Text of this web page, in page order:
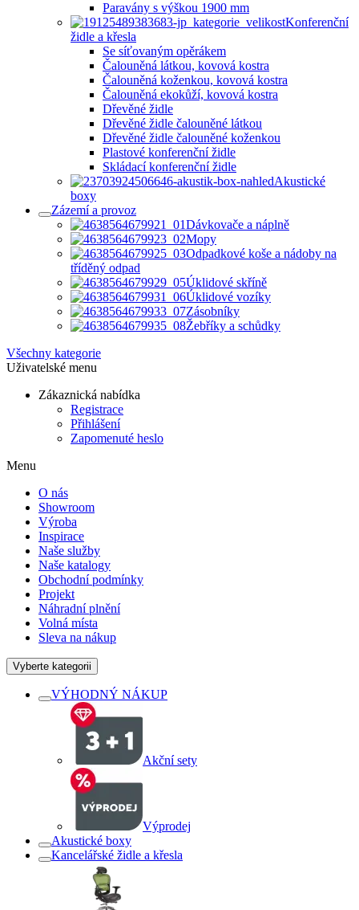
Paravány s výškou 1900 mm
Konferenční
židle a křesla
Se síťovaným opěrákem
Čalouněná látkou, kovová kostra
Čalouněná koženkou, kovová kostra
Čalouněná ekokůží, kovová kostra
Dřevěné židle
Dřevěné židle čalouněné látkou
Dřevěné židle čalouněné koženkou
Plastové konferenční židle
Skládací konferenční židle
Akustické
boxy
Zázemí a provoz
Dávkovače a náplně
Mopy
Odpadkové koše a nádoby na
tříděný odpad
Úklidové skříně
Úklidové vozíky
Zásobníky
Žebříky a schůdky
Všechny kategorie
Uživatelské menu
Zákaznická nabídka
Registrace
Přihlášení
Zapomenuté heslo
Menu
O nás
Showroom
Výroba
Inspirace
Naše služby
Naše katalogy
Obchodní podmínky
Projekt
Náhradní plnění
Volná místa
Sleva na nákup
Vyberte kategorii
VÝHODNÝ NÁKUP
Akční sety
Výprodej
Akustické boxy
Kancelářské židle a křesla